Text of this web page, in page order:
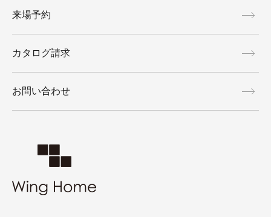
来場予約
カタログ請求
お問い合わせ